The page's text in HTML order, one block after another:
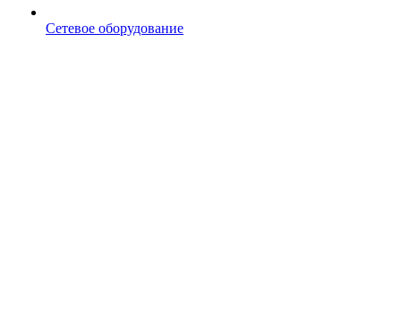
Сетевое оборудование